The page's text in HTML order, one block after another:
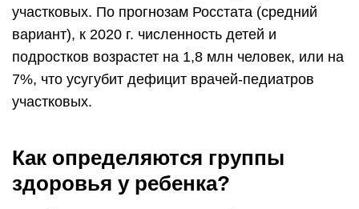
участковых. По прогнозам Росстата (средний
вариант), к 2020 г. численность детей и
подростков возрастет на 1,8 млн человек, или на
7%, что усугубит дефицит врачей-педиатров
участковых.
Как определяются группы
здоровья у ребенка?